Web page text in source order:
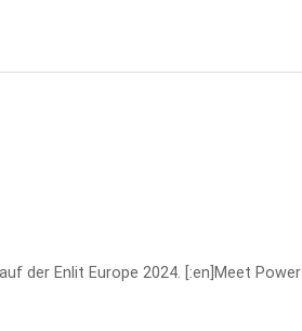
der Enlit Europe 2024. [:en]Meet Power